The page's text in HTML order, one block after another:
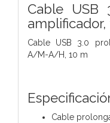
Cable USB
Cable USB 3.0
A/M-A/H, 10 m
Cable